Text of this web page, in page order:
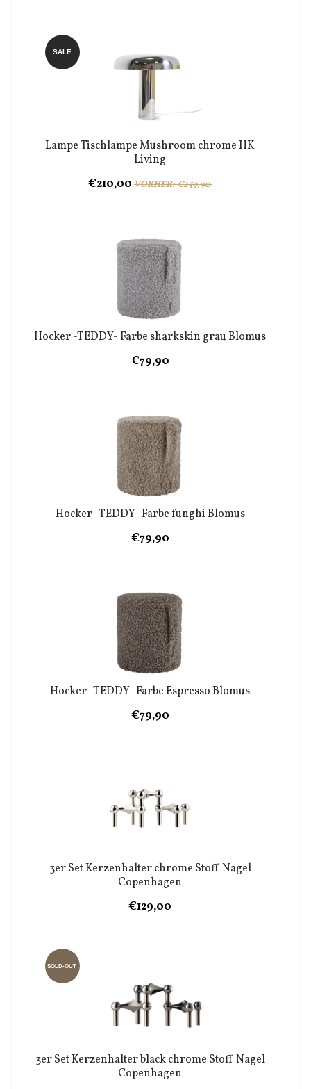
Lampe Tischlampe Mushroom chrome HK
Living
SALE
€210,00 VORHER: €259,90
Hocker -TEDDY- Farbe sharkskin grau Blomus
€79,90
Hocker -TEDDY- Farbe funghi Blomus
€79,90
Hocker -TEDDY- Farbe Espresso Blomus
€79,90
3er Set Kerzenhalter chrome Stoff Nagel
Copenhagen
€129,00
3er Set Kerzenhalter black chrome Stoff Nagel
Copenhagen
SOLD-OUT